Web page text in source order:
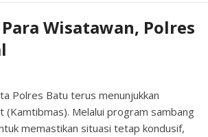
Wisatawan, Polres
Polres Batu terus menunjukkan
(Kamtibmas). Melalui program sambang
memastikan situasi tetap kondusif,